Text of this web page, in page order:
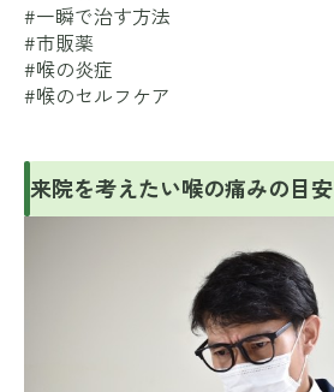
#一瞬で治す方法
#市販薬
#喉の炎症
#喉のセルフケア
来院を考えたい喉の痛みの目安